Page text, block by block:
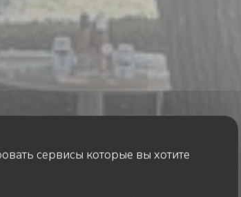
сервисы которые вы хотите